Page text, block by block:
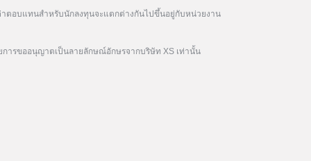
ตอบแทนสำหรับนักลงทุนจะแตกต่างกันไปขึ้นอยู่กับหน่วยงาน
ารขออนุญาตเป็นลายลักษณ์อักษรจากบริษัท XS เท่านั้น